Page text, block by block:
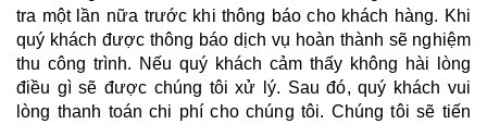
tra một lần nữa trước khi thông báo cho khách hàng. Khi
quý khách được thông báo dịch vụ hoàn thành sẽ nghiệm
thu công trình. Nếu quý khách cảm thấy không hài lòng
điều gì sẽ được chúng tôi xử lý. Sau đó, quý khách vui
lòng thanh toán chi phí cho chúng tôi. Chúng tôi sẽ tiến